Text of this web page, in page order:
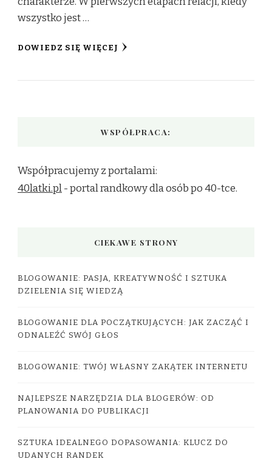
wszystko jest …
DOWIEDZ SIĘ WIĘCEJ
WSPÓŁPRACA:
Współpracujemy z portalami:
40latki.pl- portal randkowy dla osób po 40-tce.
CIEKAWE STRONY
BLOGOWANIE: PASJA, KREATYWNOŚĆ I SZTUKA
DZIELENIA SIĘ WIEDZĄ
BLOGOWANIE DLA POCZĄTKUJĄCYCH: JAK ZACZĄĆ I
ODNALEŹĆ SWÓJ GŁOS
BLOGOWANIE: TWÓJ WŁASNY ZAKĄTEK INTERNETU
NAJLEPSZE NARZĘDZIA DLA BLOGERÓW: OD
PLANOWANIA DO PUBLIKACJI
SZTUKA IDEALNEGO DOPASOWANIA: KLUCZ DO
UDANYCH RANDEK